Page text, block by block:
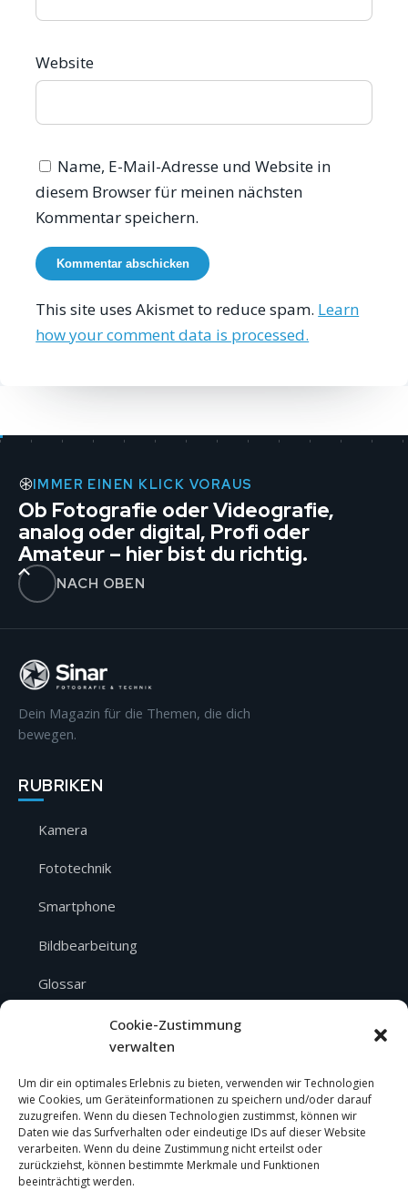
Cookie-Zustimmung
verwalten
Um dir ein optimales Erlebnis zu bieten, verwenden wir Technologien
wie Cookies, um Geräteinformationen zu speichern und/oder darauf
zuzugreifen. Wenn du diesen Technologien zustimmst, können wir
Daten wie das Surfverhalten oder eindeutige IDs auf dieser Website
verarbeiten. Wenn du deine Zustimmung nicht erteilst oder
zurückziehst, können bestimmte Merkmale und Funktionen
beeinträchtigt werden.
Website
Name, E-Mail-Adresse und Website in
diesem Browser für meinen nächsten
Kommentar speichern.
This site uses Akismet to reduce spam. Learn
how your comment data is processed.
IMMER EINEN KLICK VORAUS
Ob Fotografie oder Videografie,
analog oder digital, Profi oder
Amateur – hier bist du richtig.
NACH OBEN
Dein Magazin für die Themen, die dich
bewegen.
RUBRIKEN
Kamera
Fototechnik
Smartphone
Bildbearbeitung
Glossar
SERVICE
Über mich
Impressum